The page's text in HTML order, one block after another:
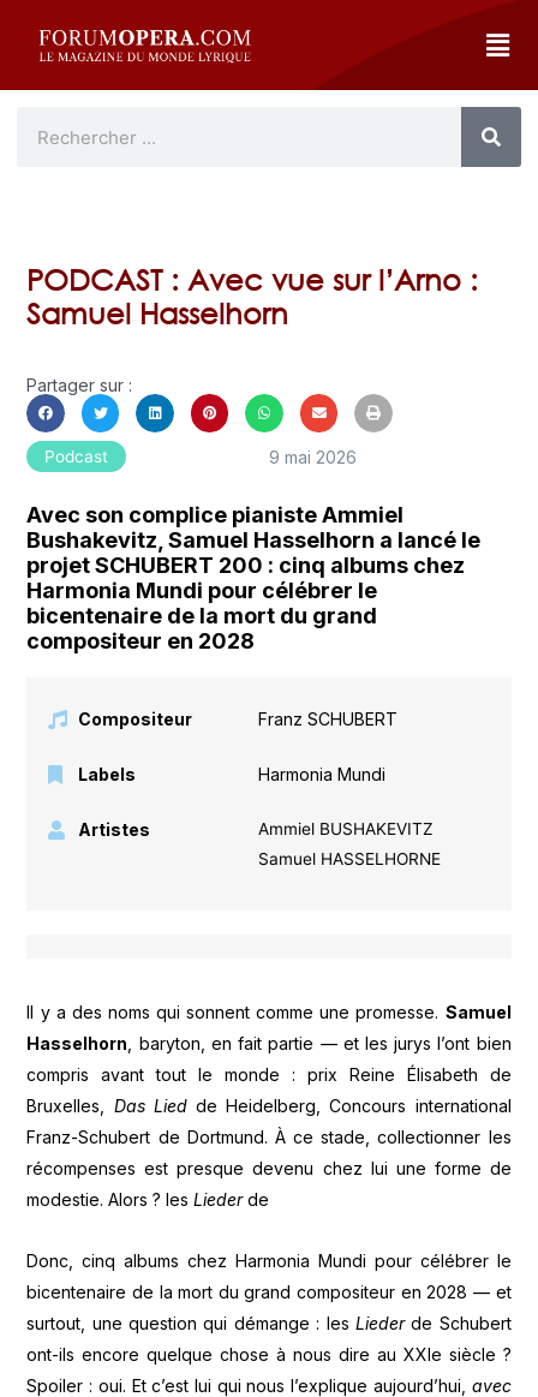
PODCAST : Avec vue sur l’Arno :
Samuel Hasselhorn
Partager sur :
Podcast 9 mai 2026
Avec son complice pianiste Ammiel
Bushakevitz, Samuel Hasselhorn a lancé le
projet SCHUBERT 200 : cinq albums chez
Harmonia Mundi pour célébrer le
bicentenaire de la mort du grand
compositeur en 2028
Compositeur Franz SCHUBERT
Labels Harmonia Mundi
Artistes
Ammiel BUSHAKEVITZ
Samuel HASSELHORNE
Il y a des noms qui sonnent comme une promesse. Samuel
Hasselhorn , baryton, en fait partie — et les jurys l’ont bien
compris avant tout le monde : prix Reine Élisabeth de
Bruxelles, Das Liedde Heidelberg, Concours international
Franz-Schubert de Dortmund. À ce stade, collectionner les
récompenses est presque devenu chez lui une forme de
modestie. Alors ? lesLiederde
Donc, cinq albums chez Harmonia Mundi pour célébrer le
bicentenaire de la mort du grand compositeur en 2028 — et
surtout, une question qui démange : les Liederde Schubert
ont-ils encore quelque chose à nous dire au XXIe siècle ?
Spoiler : oui. Et c’est lui qui nous l’explique aujourd’hui, avec